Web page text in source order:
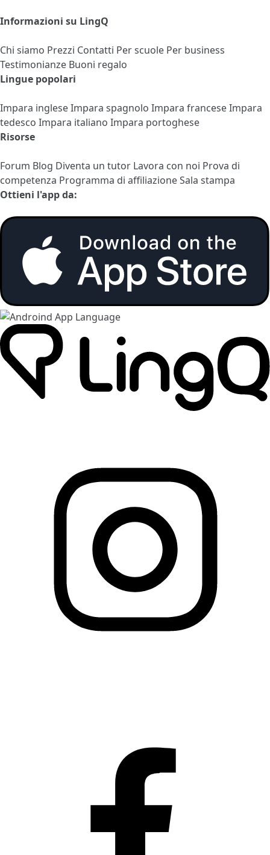
Informazioni su LingQ
Chi siamo Prezzi Contatti Per scuole Per business
Testimonianze Buoni regalo
Lingue popolari
Impara ingleseImpara spagnolo Impara franceseImpara
tedesco Impara italiano Impara portoghese
Risorse
Forum Blog Diventa un tutor Lavora con noi Prova di
competenza Programma di affiliazioneSala stampa
Ottieni l'app da: